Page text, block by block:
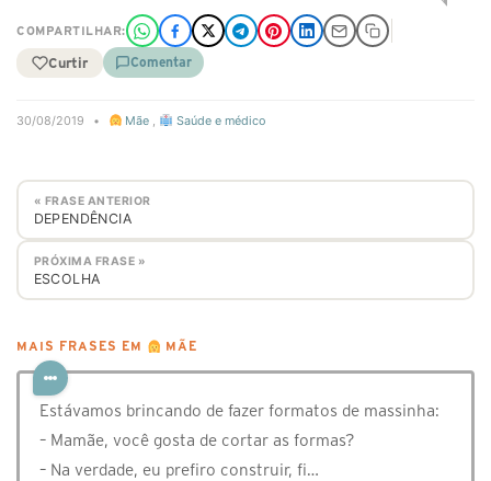
COMPARTILHAR:
Curtir Comentar
30/08/2019 • Mãe , Saúde e médico
« FRASE ANTERIOR
DEPENDÊNCIA
PRÓXIMA FRASE »
ESCOLHA
MAIS FRASES EM MÃE
Estávamos brincando de fazer formatos de massinha:
– Mamãe, você gosta de cortar as formas?
– Na verdade, eu prefiro construir, fi…